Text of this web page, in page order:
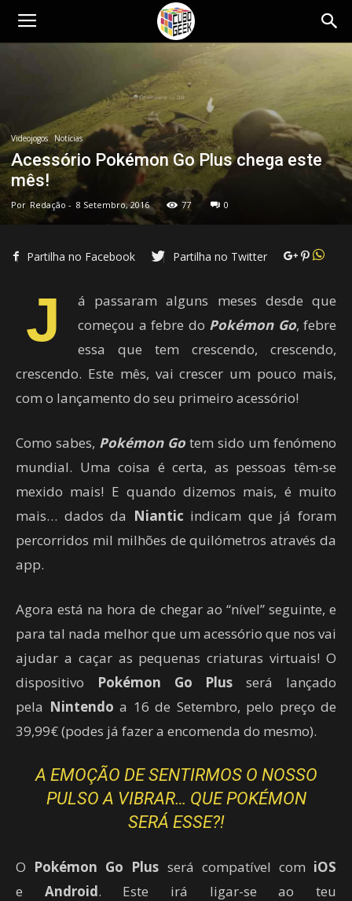
Cubo
Videojogos Notícias
Acessório Pokémon Go Plus chega este
mês!
Por Redação - 8 Setembro, 2016 77 0
Partilha no Facebook Partilha no Twitter
J
á passaram alguns meses desde que
começou a febre do Pokémon Go, febre
essa que tem crescendo, crescendo,
crescendo. Este mês, vai crescer um pouco mais,
com o lançamento do seu primeiro acessório!
Como sabes, Pokémon Go tem sido um fenómeno
mundial. Uma coisa é certa, as pessoas têm-se
mexido mais! E quando dizemos mais, é muito
mais… dados da Niantic indicam que já foram
percorridos mil milhões de quilómetros através da
app.
Agora está na hora de chegar ao “nível” seguinte, e
para tal nada melhor que um acessório que nos vai
ajudar a caçar as pequenas criaturas virtuais! O
dispositivo Pokémon Go Plus será lançado
pela Nintendo a 16 de Setembro, pelo preço de
39,99€ (podes já fazer a encomenda do mesmo).
A EMOÇÃO DE SENTIRMOS O NOSSO
PULSO A VIBRAR… QUE POKÉMON
SERÁ ESSE?!
O Pokémon Go Plus será compatível com iOS
e Android. Este irá ligar-se ao teu